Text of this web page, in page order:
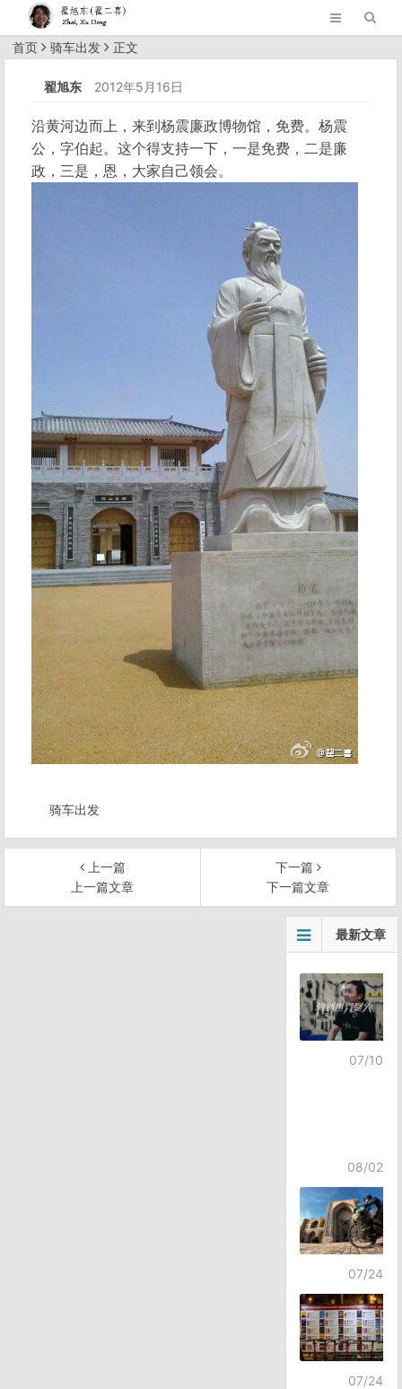
首页 骑车出发 正文
翟旭东 2012年5月16日
沿黄河边而上，来到杨震廉政博物馆，免费。杨震
公，字伯起。这个得支持一下，一是免费，二是廉
政，三是，恩，大家自己领会。
骑车出发
上一篇
上一篇文章
下一篇
下一篇文章
最新文章
07/10
08/02
07/24
07/24